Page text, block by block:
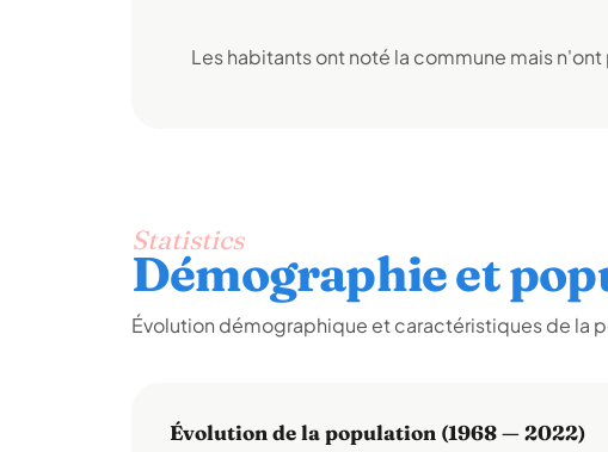
Les habitants ont noté la commune mais
Statistics
Démographie et
Évolution démographique et caractéristiques de la
Évolution de la population (1968 — 2022)